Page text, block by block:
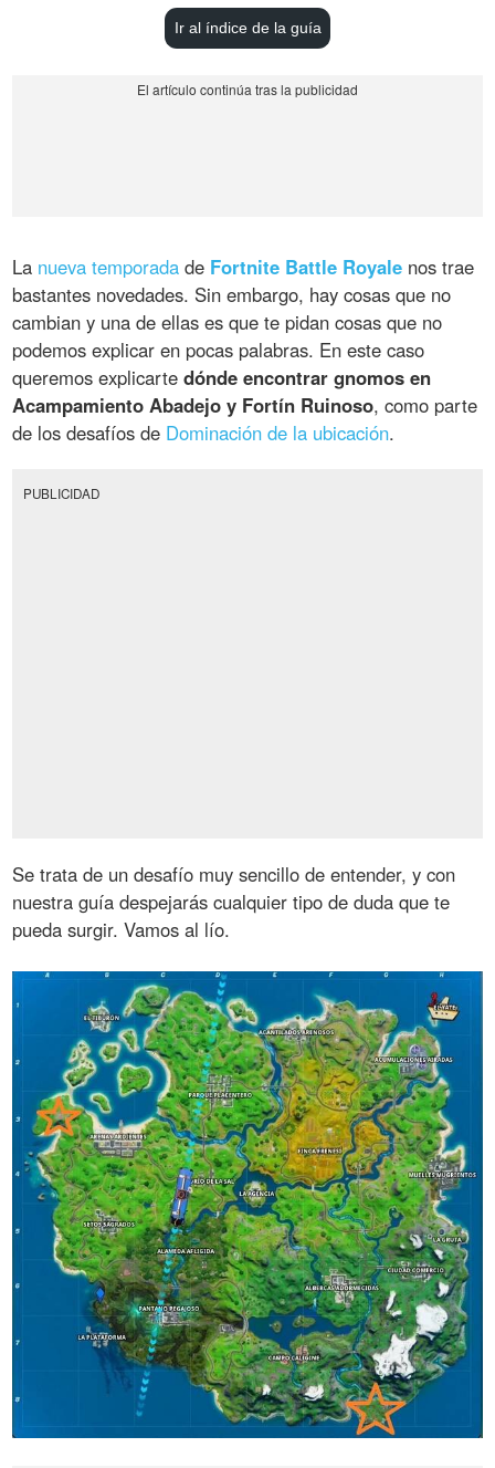
Ir al índice de la guía
La nueva temporada de Fortnite Battle Royale nos trae
bastantes novedades. Sin embargo, hay cosas que no
cambian y una de ellas es que te pidan cosas que no
podemos explicar en pocas palabras. En este caso
queremos explicartedónde encontrar gnomos en
Acampamiento Abadejo y Fortín Ruinoso, como parte
de los desafíos de Dominación de la ubicación.
PUBLICIDAD
Se trata de un desafío muy sencillo de entender, y con
nuestra guía despejarás cualquier tipo de duda que te
pueda surgir. Vamos al lío.